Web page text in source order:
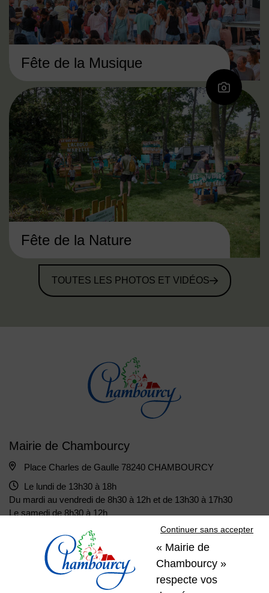
Fête de la Musique
Fête de la Nature
TOUTES LES PHOTOS ET VIDÉOS
Mairie de Chambourcy
Place Charles de Gaulle 78240 CHAMBOURCY
Le lundi de 13h30 à 18h
Du mardi au vendredi de 8h30 à 12h et de 13h30 à 17h30
Le samedi de 8h30 à 12h
01 39 22 31 31 Nous contacter
Continuer sans accepter
« Mairie de
Chambourcy »
respecte vos